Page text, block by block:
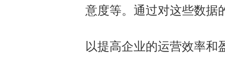
意度等。通过对这些数据
以提高企业的运营效率和